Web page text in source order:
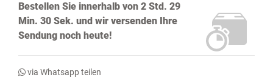
Bestellen Sie innerhalb von 2 Std. 29
Min. 30 Sek. und wir versenden Ihre
Sendung noch heute!
via Whatsapp teilen